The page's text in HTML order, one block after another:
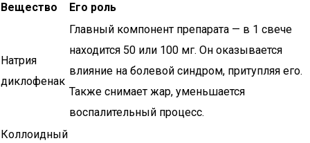
Вещество Его роль
Натрия
диклофенак
Главный компонент препарата — в 1 свече
находится 50 или 100 мг. Он оказывается
влияние на болевой синдром, притупляя его.
Также снимает жар, уменьшается
воспалительный процесс.
Коллоидный